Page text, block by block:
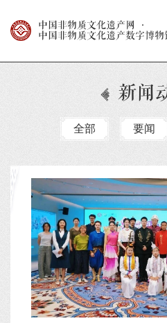
中国非物质文化遗产网
·
中国非物质文化遗产数字博物
新闻
全部 要闻